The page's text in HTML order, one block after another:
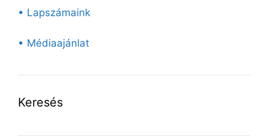
• Lapszámaink
• Médiaajánlat
Keresés